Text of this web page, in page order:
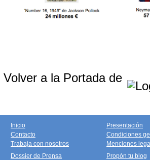
Volver a la Portada de
Inicio
Contacto
Trabaja con nosotros
Presentación
Condiciones
Menciones
Dossier de Prensa
Propón tu blog